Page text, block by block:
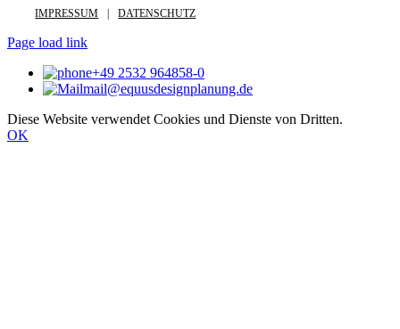
IMPRESSUM DATENSCHUTZ
Page load link
+49 2532 964858-0
mail@equusdesignplanung.de
Diese Website verwendet Cookies und Dienste von Dritten.
OK